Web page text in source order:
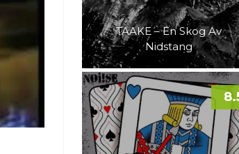
TAAKE – En Skog Av
Nidstang